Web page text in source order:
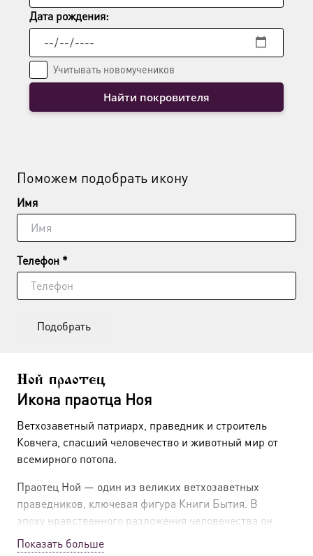
Дата рождения:
Учитывать новомучеников
Найти покровителя
Поможем подобрать икону
Имя
Телефон *
Подобрать
Ной праотец
Икона праотца Ноя
Ветхозаветный патриарх, праведник и строитель
Ковчега, спасший человечество и животный мир от
всемирного потопа.
Праотец Ной — один из великих ветхозаветных
праведников, ключевая фигура Книги Бытия. В
эпоху нравственного разложения человечества он
один «обрел благодать пред очами Господа» (Быт.
Показать больше